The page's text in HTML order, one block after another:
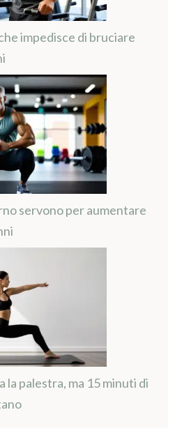
impedisce di bruciare
servono per aumentare
la palestra, ma 15 minuti di